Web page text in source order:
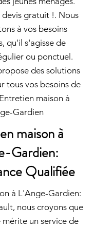
devis gratuit !. Nous
à vos besoins
qu'il s'agisse de
ou ponctuel.
des solutions
tous vos besoins de
maison à
Gardien
maison à
Gardien:
Qualifiée
à L'Ange-Gardien:
nous croyons que
un service de